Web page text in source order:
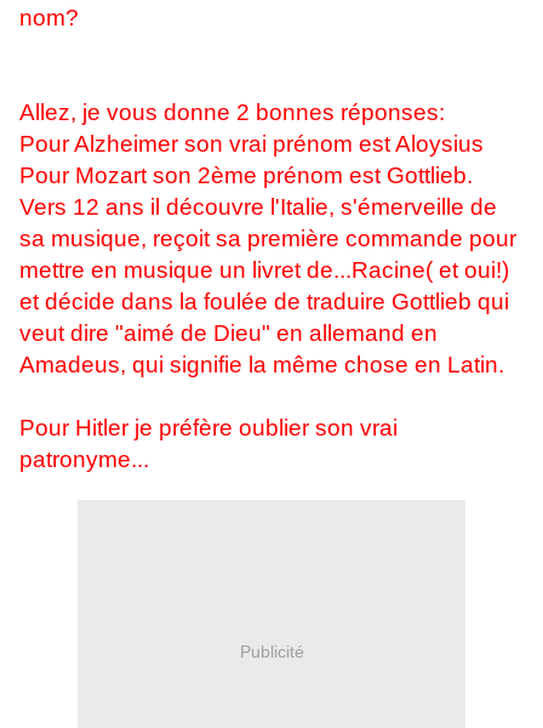
nom?
Allez, je vous donne 2 bonnes réponses:
Pour Alzheimer son vrai prénom est Aloysius
Pour Mozart son 2ème prénom est Gottlieb.
Vers 12 ans il découvre l'Italie, s'émerveille de
sa musique, reçoit sa première commande pour
mettre en musique un livret de...Racine( et oui!)
et décide dans la foulée de traduire Gottlieb qui
veut dire "aimé de Dieu" en allemand en
Amadeus, qui signifie la même chose en Latin.
Pour Hitler je préfère oublier son vrai
patronyme...
Publicité